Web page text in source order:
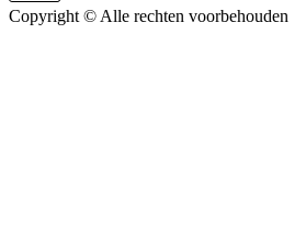
Copyright © Alle rechten voorbehouden